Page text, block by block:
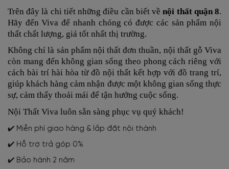
Trên đây là chi tiết những điều cần biết vềnội thất quận 8.
Hãy đến Viva để nhanh chóng có được các sản phẩm nội
thất chất lượng, giá tốt nhất thị trường.
Không chỉ là sản phẩm nội thất đơn thuần, nội thất gỗ Viva
còn mang đến không gian sống theo phong cách riêng với
cách bài trí hài hòa từ đồ nội thất kết hợp với đồ trang trí,
giúp khách hàng cảm nhận được một không gian sống thực
sự, cảm thấy thoải mái để tận hưởng cuộc sống.
Nội Thất Viva luôn sẵn sàng phục vụ quý khách!
✔️ Miễn phí giao hàng & lắp đặt nội thành
✔️ Hỗ trợ trả góp 0%
✔️ Bảo hành 2 năm